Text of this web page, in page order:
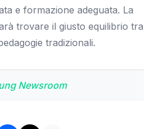
e formazione adeguata. La
trovare il giusto equilibrio tra
tradizionali.
Newsroom